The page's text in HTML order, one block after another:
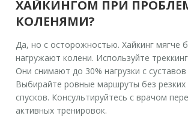
ХАЙКИНГОМ ПРИ
КОЛЕНЯМИ?
Да, но с осторожностью. Хайкинг мягче
нагружают колени. Используйте
Они снимают до 30% нагрузки с суставов
Выбирайте ровные маршруты без
спусков. Консультируйтесь с врачом
активных тренировок.